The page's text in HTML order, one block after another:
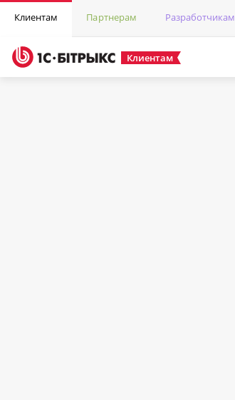
Клиентам Партнерам Разработчикам
Клиентам